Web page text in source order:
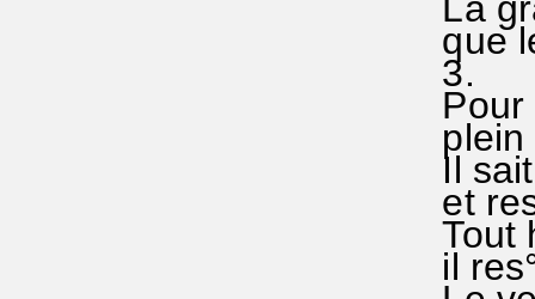
que
3.
Pour
plein
Il
et
Tout
il